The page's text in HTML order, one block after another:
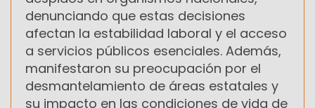
denunciando que estas decisiones
afectan la estabilidad laboral y el acceso
a servicios públicos esenciales. Además,
manifestaron su preocupación por el
desmantelamiento de áreas estatales y
su impacto en las condiciones de vida de